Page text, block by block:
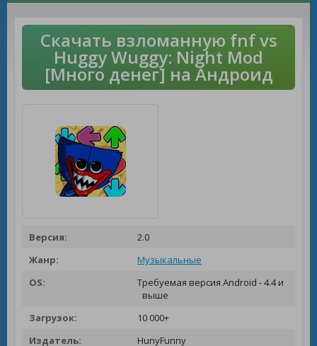
Скачать взломанную fnf vs
Huggy Wuggy: Night Mod
[Много денег] на Андроид
Версия:
2.0
Жанр:
Музыкальные
OS:
Требуемая версия Android - 4.4 и
выше
Загрузок:
10 000+
Издатель:
HunyFunny